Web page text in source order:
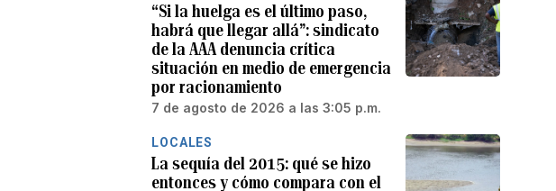
“Si la huelga es el último paso,
habrá que llegar allá”: sindicato
de la AAA denuncia crítica
situación en medio de emergencia
por racionamiento
7 de agosto de 2026 a las 3:05 p.m.
LOCALES
La sequía del 2015: qué se hizo
entonces y cómo compara con el